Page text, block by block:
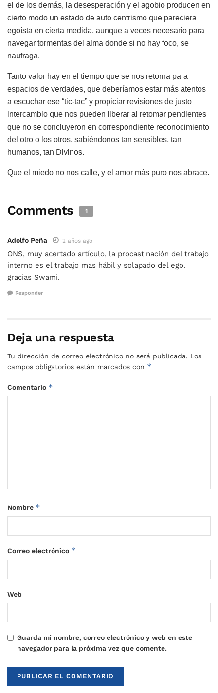
el de los demás, la desesperación y el agobio producen en
cierto modo un estado de auto centrismo que pareciera
egoísta en cierta medida, aunque a veces necesario para
navegar tormentas del alma donde si no hay foco, se
naufraga.
Tanto valor hay en el tiempo que se nos retorna para
espacios de verdades, que deberíamos estar más atentos
a escuchar ese “tic-tac” y propiciar revisiones de justo
intercambio que nos pueden liberar al retomar pendientes
que no se concluyeron en correspondiente reconocimiento
del otro o los otros, sabiéndonos tan sensibles, tan
humanos, tan Divinos.
Que el miedo no nos calle, y el amor más puro nos abrace.
Comments 1
Adolfo Peña 2 años ago
ONS, muy acertado artículo, la procastinación del trabajo
interno es el trabajo mas hábil y solapado del ego.
gracias Swami.
Responder
Deja una respuesta
Tu dirección de correo electrónico no será publicada. Los
campos obligatorios están marcados con *
Comentario *
Nombre *
Correo electrónico *
Web
Guarda mi nombre, correo electrónico y web en este
navegador para la próxima vez que comente.